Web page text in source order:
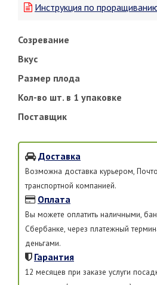
Инструкция по
Созревание
Вкус
Размер плода
Кол-во шт. в 1 упаковке
Поставщик
Доставка
Возможна доставка курьером,
транспортной компанией.
Оплата
Вы можете оплатить наличными,
Сбербанке, через платежный
деньгами.
Гарантия
12 месяцев при заказе услуги